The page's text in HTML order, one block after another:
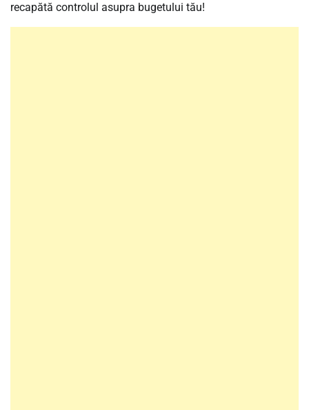
recapătă controlul asupra bugetului tău!